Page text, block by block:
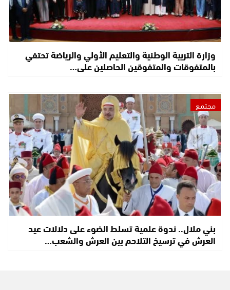
وزارة التربية الوطنية والتعليم الأولي والرياضة تحتفي
بالمتفوقات والمتفوقين الحاصلين على…
مجتمع
بني ملال.. ندوة علمية تسلط الضوء على دلالات عيد
العرش في ترسيخ التلاحم بين العرش والشعب…